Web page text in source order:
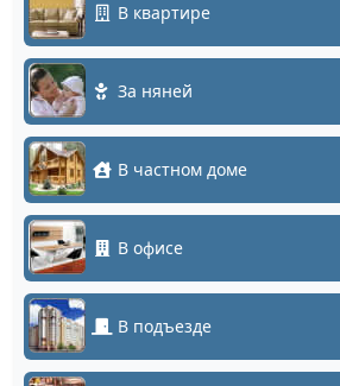
В квартире
За няней
В частном доме
В офисе
В подъезде